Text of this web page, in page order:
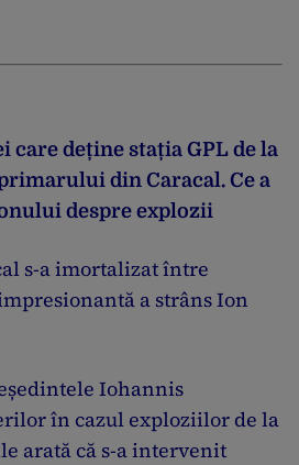
deține stația GPL de la
din Caracal. Ce a
despre explozii
s-a imortalizat între
a strâns Ion
Iohannis
în cazul exploziilor de la
arată că s-a intervenit